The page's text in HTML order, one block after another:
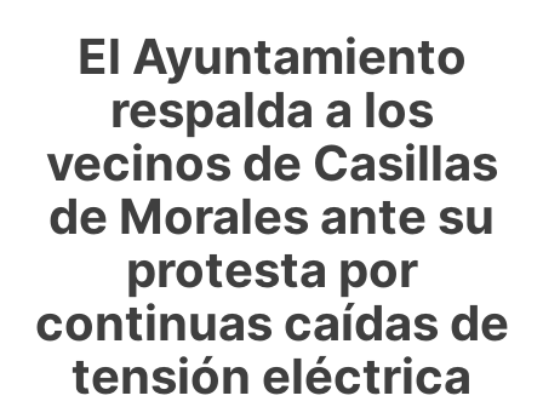
El Ayuntamiento
respalda a los
vecinos de Casillas
de Morales ante su
protesta por
continuas caídas de
tensión eléctrica